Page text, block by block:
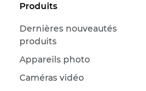
Produits
Dernières nouveautés
produits
Appareils photo
Caméras vidéo